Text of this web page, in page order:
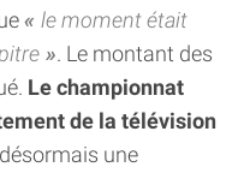
le moment était
. Le montant des
Le championnat
de la télévision
une